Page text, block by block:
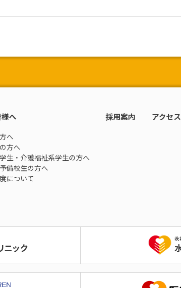
へ
へ
方へ
生・介護福祉系学生の方へ
備校生の方へ
について
採用案内 アクセス